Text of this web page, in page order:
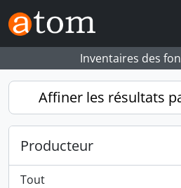
Skip to main content
Inventaires des
Affiner les résultats
Producteur
Tout